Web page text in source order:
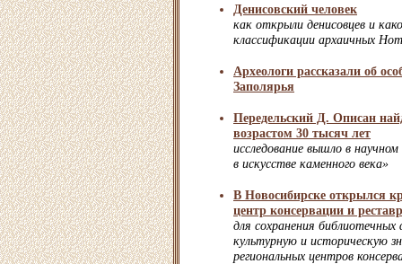
Денисовский человек
как открыли денисовцев и
классификации архаичных
Археологи рассказали об
Заполярья
Передельский Д. Описан
возрастом 30 тысяч лет
исследование вышло в
в искусстве каменного века»
В Новосибирске открылся
центр консервации и
для сохранения
культурную и историческую
региональных центров